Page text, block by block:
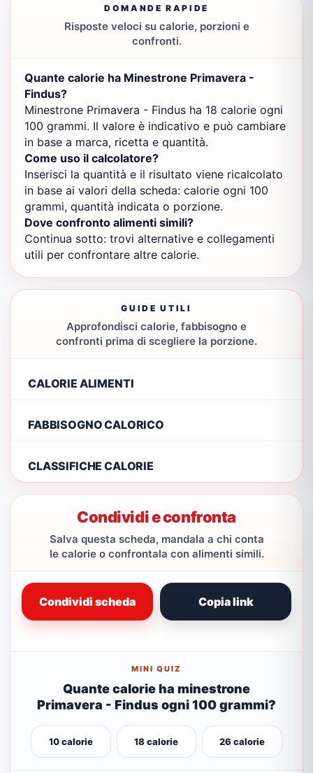
DOMANDE RAPIDE
Risposte veloci su calorie, porzioni e
confronti.
Quante calorie ha Minestrone Primavera -
Findus?
Minestrone Primavera - Findus ha 18 calorie ogni
100 grammi. Il valore è indicativo e può cambiare
in base a marca, ricetta e quantità.
Come uso il calcolatore?
Inserisci la quantità e il risultato viene ricalcolato
in base ai valori della scheda: calorie ogni 100
grammi, quantità indicata o porzione.
Dove confronto alimenti simili?
Continua sotto: trovi alternative e collegamenti
utili per confrontare altre calorie.
GUIDE UTILI
Approfondisci calorie, fabbisogno e
confronti prima di scegliere la porzione.
CALORIE ALIMENTI
FABBISOGNO CALORICO
CLASSIFICHE CALORIE
Condividi e confronta
Salva questa scheda, mandala a chi conta
le calorie o confrontala con alimenti simili.
Condividi scheda Copia link
MINI QUIZ
Quante calorie ha minestrone
Primavera - Findus ogni 100 grammi?
10 calorie 18 calorie 26 calorie